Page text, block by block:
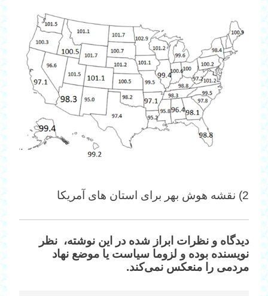
2) ‎نقشه هوش بهر برای استان های آمریکا
دیدگاه‌ و نظرات ابراز شده در این نوشته، نظر
نویسنده بوده و لزوما سیاست یا موضع نهاد
مردمی را منعکس نمی‌کند.